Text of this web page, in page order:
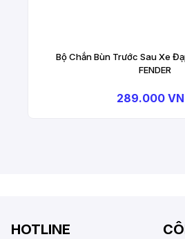
Bộ Chắn Bùn Trước Sau Xe
FENDER
289.000
HOTLINE